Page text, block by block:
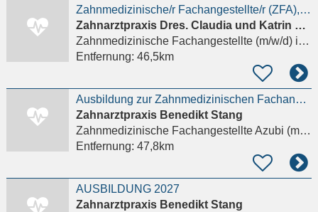
Zahnmedizinische/r Fachangestellte/r (ZFA), ZFA (Zahnmedizinische/r Fachangestelle/r) (#36983)
Zahnarztpraxis Dres. Claudia und Katrin Meyer
Zahnmedizinische Fachangestellte (m/w/d)in Bodensee
Entfernung: 46,5km
Ausbildung zur Zahnmedizinischen Fachangestellten (ZFA) (m/w/d) – Start August 2027
Zahnarztpraxis Benedikt Stang
Zahnmedizinische Fachangestellte Azubi (m/w/d)
Entfernung: 47,8km
AUSBILDUNG 2027
Zahnarztpraxis Benedikt Stang